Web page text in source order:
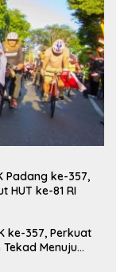
Padang ke-357,
HUT ke-81 RI
ke-357, Perkuat
Menuju